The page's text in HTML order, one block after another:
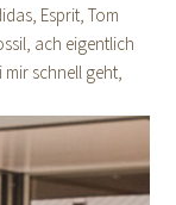
Esprit, Tom
ach eigentlich
schnell geht,